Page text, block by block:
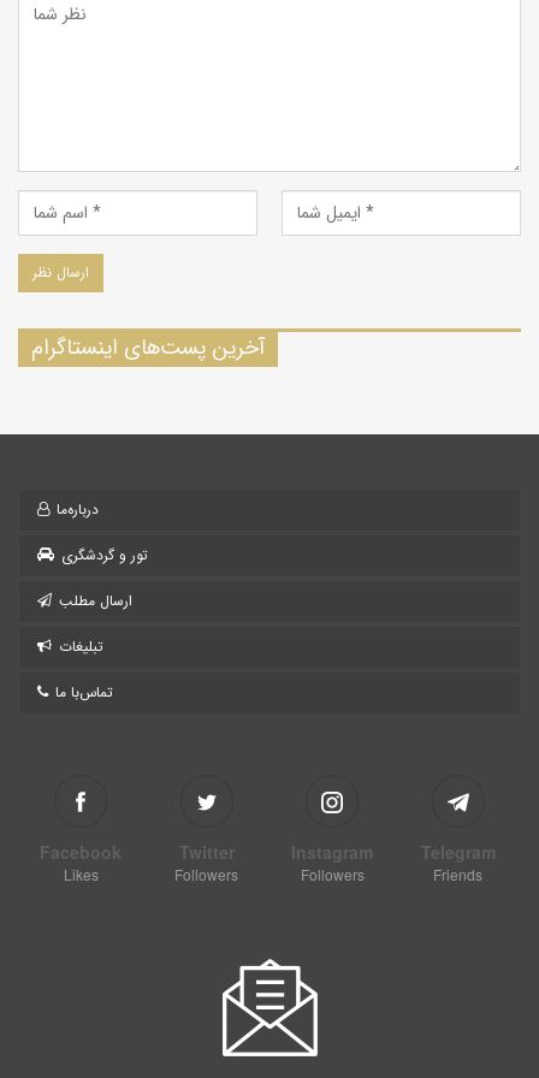
آخرین پست‌های اینستاگرام
درباره‌ما
تور و گردشگری
ارسال مطلب
تبلیغات
تماس‌با ما
Facebook
Likes
Twitter
Followers
Instagram
Followers
Telegram
Friends